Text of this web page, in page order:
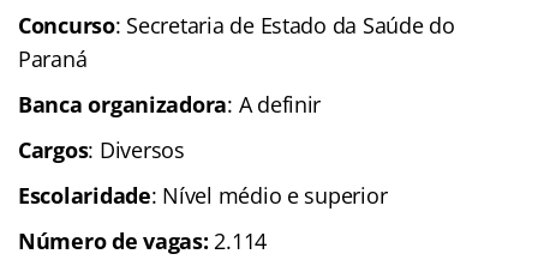
Concurso: Secretaria de Estado da Saúde do
Paraná
Banca organizadora: A definir
Cargos: Diversos
Escolaridade: Nível médio e superior
Número de vagas: 2.114